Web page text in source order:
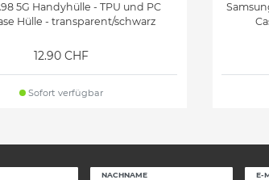
5G Handyhülle - TPU und PC
Hülle - transparent/schwarz
12.90 CHF
Sofort verfügbar
NACHNAME E-